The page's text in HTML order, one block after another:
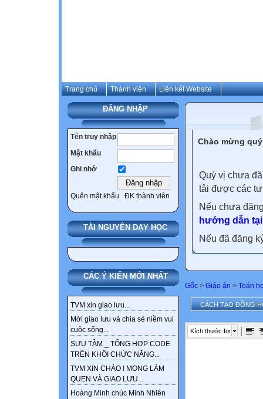
Trang chủ Thành viên Liên kết Website
ĐĂNG NHẬP
Tên truy nhập
Mật khẩu
Ghi nhớ
Quên mật khẩu ĐK thành viên
TÀI NGUYÊN DẠY HỌC
CÁC Ý KIẾN MỚI NHẤT
TVM xin giao lưu...
Mời giao lưu và chia sẻ niềm vui
cuộc sống...
SƯU TẦM _ TỔNG HỢP CODE
TRÊN KHỐI CHỨC NĂNG...
TVM XIN CHÀO ! MONG LÀM
QUEN VÀ GIAO LƯU...
Hoàng Minh chúc Minh Nhiên
Chào mừng
Quý vị chưa
tải được các
Nếu chưa
hướng dẫn
Nếu đã đăng
Gốc > Giáo án > Toán
CÁCH TẠO ĐỒNG
Kích thước font